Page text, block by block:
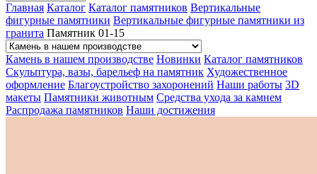
Главная Каталог Каталог памятников Вертикальные
фигурные памятники Вертикальные фигурные памятники из
гранита Памятник 01-15
Камень в нашем производстве Новинки Каталог памятников
Скульптура, вазы, барельеф на памятник Художественное
оформление Благоустройство захоронений Наши работы 3D
макеты Памятники животным Средства ухода за камнем
Распродажа памятников Наши достижения